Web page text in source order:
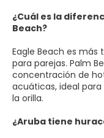
¿Cuál es la
Beach?
Eagle Beach es más
para parejas. Palm
concentración de
acuáticas, ideal
la orilla.
¿Aruba tiene